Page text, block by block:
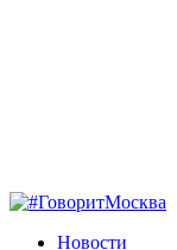
Новости